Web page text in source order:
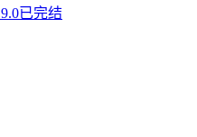
9.0已完结